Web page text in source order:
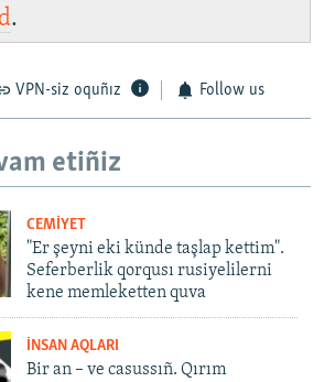
.
VPN-siz oquñız Follow us
etiñiz
CEMİYET
"Er şeyni eki künde taşlap kettim".
Seferberlik qorqusı rusiyelilerni
kene memleketten quva
İNSAN AQLARI
Bir an – ve casussıñ. Qırım